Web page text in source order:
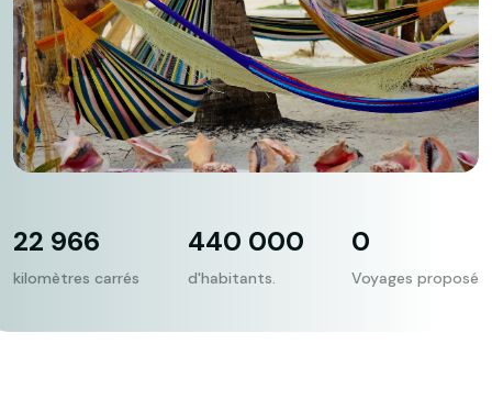
22 966
kilomètres carrés
440 000
d'habitants.
0
Voyages proposé